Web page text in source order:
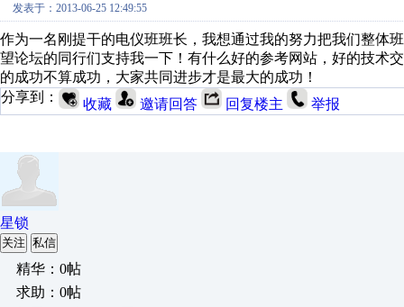
发表于：2013-06-25 12:49:55
作为一名刚提干的电仪班班长，我想通过我的努力把我们整体
望论坛的同行们支持我一下！有什么好的参考网站，好的技术
的成功不算成功，大家共同进步才是最大的成功！
分享到：
收藏 邀请回答 回复楼主 举报
星锁
关注 私信
精华：0帖
求助：0帖